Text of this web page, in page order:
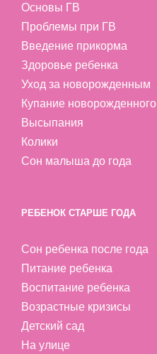
Основы ГВ
Проблемы при ГВ
Введение прикорма
Здоровье ребенка
Уход за новорожденным
Купание новорожденного
Высыпания
Колики
Сон малыша до года
РЕБЕНОК СТАРШЕ ГОДА
Сон ребенка после года
Питание ребенка
Воспитание ребенка
Возрастные кризисы
Детский сад
На улице